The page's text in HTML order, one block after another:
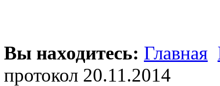
Вы находитесь: Главная
протокол 20.11.2014